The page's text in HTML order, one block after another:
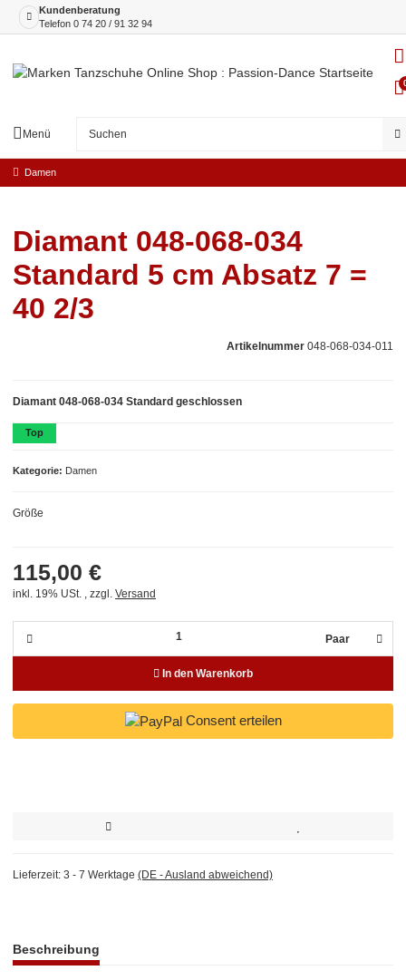
Kundenberatung
Telefon 0 74 20 / 91 32 94
Menü
Damen
Top
Diamant 048-068-034
Standard 5 cm Absatz 7 =
40 2/3
Artikelnummer 048-068-034-011
Kategorie Damen
Diamant 048-068-034 Standard geschlossen
Größe
115,00 €
inkl. 19% USt. , zzgl. Versand
Paar
In den Warenkorb
Consent erteilen
Lieferzeit: 3 - 7 Werktage (DE - Ausland abweichend)
Beschreibung